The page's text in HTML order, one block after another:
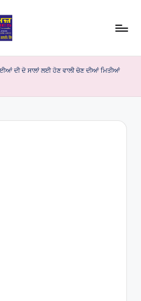
ਦੀ ਦੋ ਸਾਲਾਂ ਲਈ ਹੋਣ ਵਾਲੀ ਚੋਣ ਦੀਆਂ ਮਿਤੀਆਂ